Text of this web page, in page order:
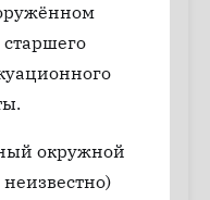
окружной